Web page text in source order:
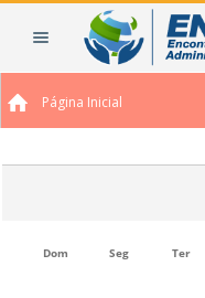
Página Inicial
Dom Seg Ter